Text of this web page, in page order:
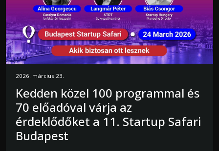
2026. március 23.
Kedden közel 100 programmal és
70 előadóval várja az
érdeklődőket a 11. Startup Safari
Budapest